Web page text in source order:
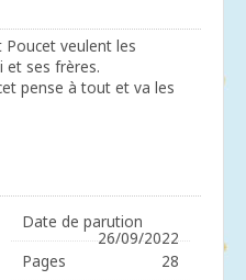
veulent les
et ses frères.
pense à tout et va les
Date de parution
26/09/2022
Pages
28